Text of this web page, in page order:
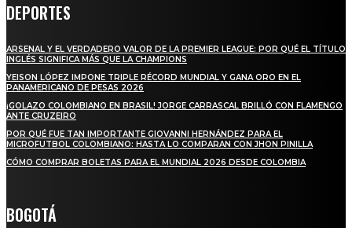
DEPORTES
ARSENAL Y EL VERDADERO VALOR DE LA PREMIER LEAGUE: POR QUÉ EL TÍTULO
INGLÉS SIGNIFICA MÁS QUE LA CHAMPIONS
YEISON LÓPEZ IMPONE TRIPLE RÉCORD MUNDIAL Y GANA ORO EN EL
PANAMERICANO DE PESAS 2026
¡GOLAZO COLOMBIANO EN BRASIL! JORGE CARRASCAL BRILLÓ CON FLAMENGO
ANTE CRUZEIRO
POR QUÉ FUE TAN IMPORTANTE GIOVANNI HERNÁNDEZ PARA EL
MICROFUTBOL COLOMBIANO: HASTA LO COMPARAN CON JHON PINILLA
CÓMO COMPRAR BOLETAS PARA EL MUNDIAL 2026 DESDE COLOMBIA
BOGOTÁ